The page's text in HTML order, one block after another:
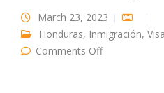
March 23, 2023
Honduras, Inmigración,
Comments Offon